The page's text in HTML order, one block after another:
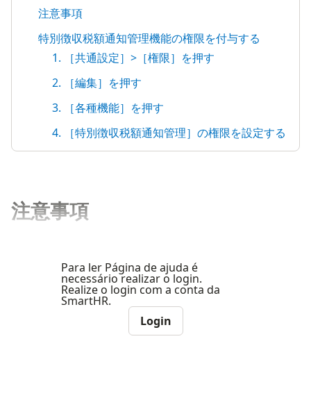
注意事項
特別徴収税額通知管理機能の権限を付与する
1. ［共通設定］>［権限］を押す
2. ［編集］を押す
3. ［各種機能］を押す
4. ［特別徴収税額通知管理］の権限を設定する
注意事項
Para ler Página de ajuda é
necessário realizar o login.
Realize o login com a conta da
SmartHR.
Login